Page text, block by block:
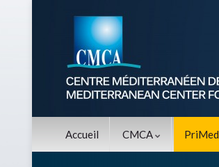
Accueil CMCA PriMed